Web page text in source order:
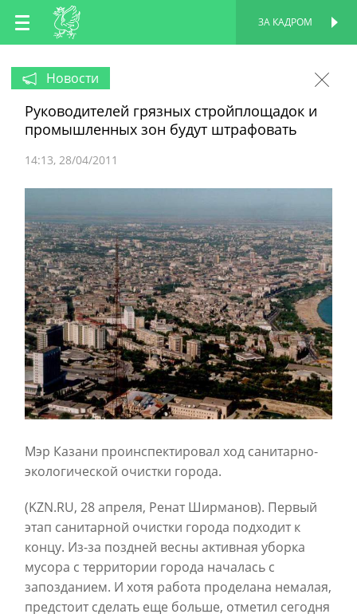
RU
EN
ЗА КАДРОМ
Новости
Руководителей грязных стройплощадок и
промышленных зон будут штрафовать
14:13 28/04/2011
Мэр Казани проинспектировал ход санитарно-
экологической очистки города.
(KZN.RU, 28 апреля, Ренат Ширманов). Первый
этап санитарной очистки города подходит к
концу. Из-за поздней весны активная уборка
мусора с территории города началась с
запозданием. И хотя работа проделана немалая,
предстоит сделать еще больше, отметил сегодня
ПЕРСОНАЛЬНАЯ